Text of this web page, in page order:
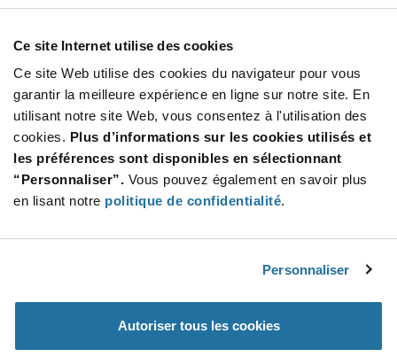
Ce site Internet utilise des cookies
Ce site Web utilise des cookies du navigateur pour vous
garantir la meilleure expérience en ligne sur notre site. En
utilisant notre site Web, vous consentez à l'utilisation des
cookies. Plus d’informations sur les cookies utilisés et
les préférences sont disponibles en sélectionnant
“Personnaliser”. Vous pouvez également en savoir plus
en lisant notre politique de confidentialité.
Personnaliser
Autoriser tous les cookies
À partir de : $0.0359 (USD)
Power Triple Lock Connector System Wire to
Min : 3 700
Mult. de : 3 700
Quantité
Increase
Button
Decrease
42511-2
Faston 18-12 AWG Tab-Lok Insulation Support
Flag Receptacle Terminal
Mult. de : 4 000
Increase
Button
Decrease